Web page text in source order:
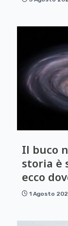
Il buco
storia è
ecco
1 Agosto